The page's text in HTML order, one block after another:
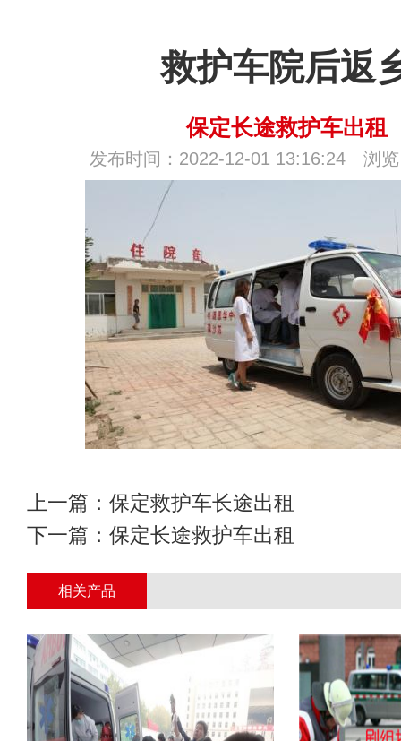
救护车院后返
保定长途救护车出租
发布时间：2022-12-01 13:16:24 浏览
上一篇： 保定救护车长途出租
下一篇： 保定长途救护车出租
相关产品